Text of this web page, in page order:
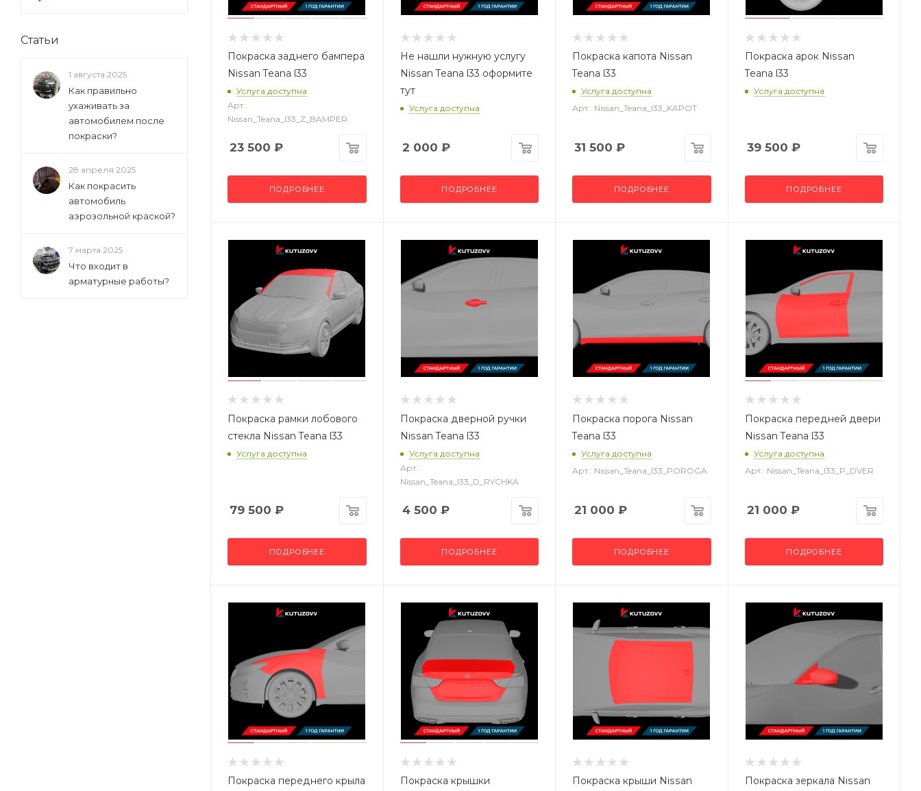
Покраска заднего бампера
Nissan Teana l33
Услуга доступна
Арт.:
Nissan_Teana_l33_Z_BAMPER
23 500 ₽
ПОДРОБНЕЕ
Не нашли нужную услугу
Nissan Teana l33 оформите
тут
Услуга доступна
2 000 ₽
ПОДРОБНЕЕ
Покраска капота Nissan
Teana l33
Услуга доступна
Арт.: Nissan_Teana_l33_KAPOT
31 500 ₽
ПОДРОБНЕЕ
Покраска арок Nissan
Teana l33
Услуга доступна
39 500 ₽
ПОДРОБНЕЕ
Покраска рамки лобового
стекла Nissan Teana l33
Услуга доступна
79 500 ₽
ПОДРОБНЕЕ
Покраска дверной ручки
Nissan Teana l33
Услуга доступна
Арт.:
Nissan_Teana_l33_D_RYCHKA
4 500 ₽
ПОДРОБНЕЕ
Покраска порога Nissan
Teana l33
Услуга доступна
Арт.: Nissan_Teana_l33_POROGA
21 000 ₽
ПОДРОБНЕЕ
Покраска передней двери
Nissan Teana l33
Услуга доступна
Арт.: Nissan_Teana_l33_P_DVER
21 000 ₽
ПОДРОБНЕЕ
Покраска переднего крыла
Покраска крышки
Покраска крыши Nissan
Покраска зеркала Nissan
Статьи
1 августа 2025
Как правильно
ухаживать за
автомобилем после
покраски?
28 апреля 2025
Как покрасить
автомобиль
аэрозольной краской?
7 марта 2025
Что входит в
арматурные работы?